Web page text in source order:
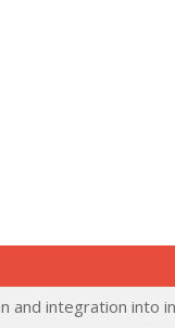
and integration into